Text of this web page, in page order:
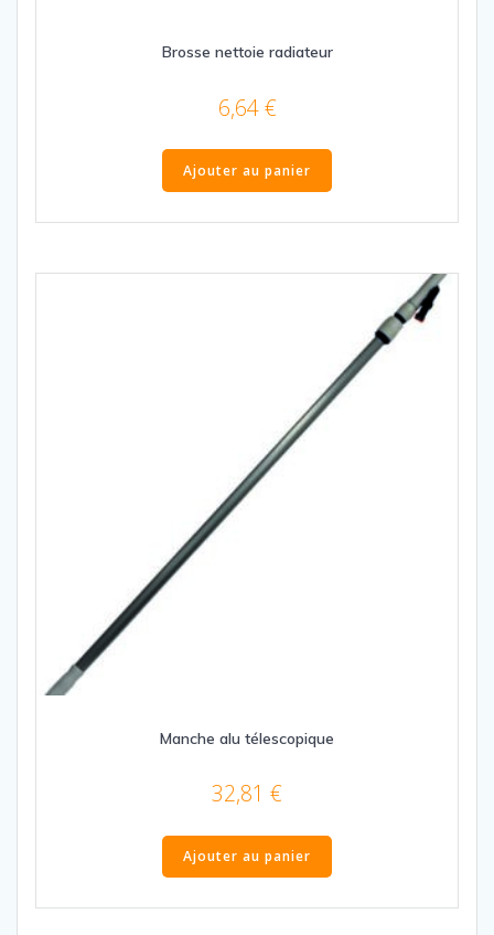
Brosse nettoie radiateur
6,64€
Ajouter au panier
Manche alu télescopique
32,81 €
Ajouter au panier